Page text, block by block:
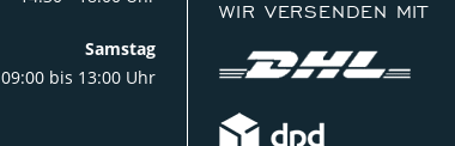
Samstag
09:00 bis 13:00 Uhr
WIR VERSENDEN MIT